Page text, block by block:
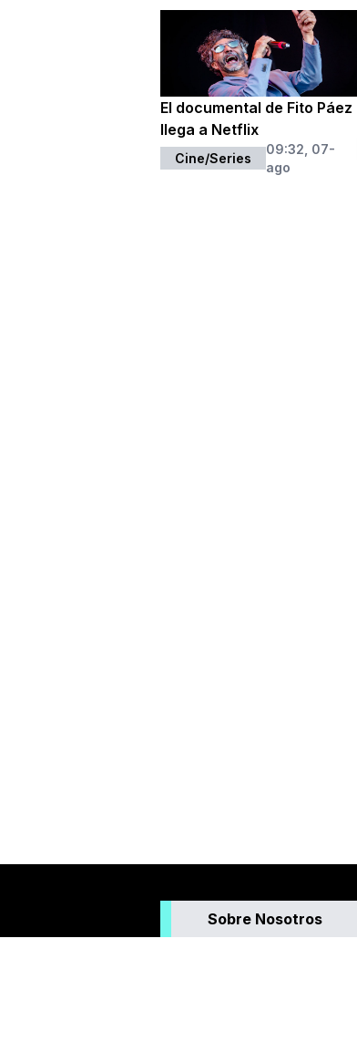
El documental de Fito Páez
llega a Netflix
Cine/Series
09:32, 07-
ago
Sobre Nosotros